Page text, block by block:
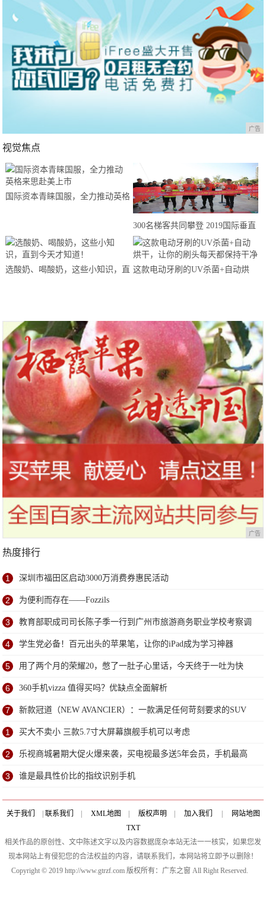
广告
视觉焦点
国际资本青睐国服，全力推动英格
300名梯客共同攀登 2019国际垂直
马拉松超级精英赛顺德海骏达中心
站欢乐开跑
选酸奶、喝酸奶，这些小知识，直 这款电动牙刷的UV杀菌+自动烘
广告
热度排行
1 深圳市福田区启动3000万消费券惠民活动
2 为便利而存在——Fozzils
3 教育部职成司司长陈子季一行到广州市旅游商务职业学校考察调
研
4 学生党必备！百元出头的苹果笔，让你的iPad成为学习神器
5 用了两个月的荣耀20，憋了一肚子心里话，今天终于一吐为快
6 360手机vizza 值得买吗？优缺点全面解析
7 新款冠道（NEW AVANCIER）：一款满足任何苛刻要求的SUV
1 买大不卖小 三款5.7寸大屏幕旗舰手机可以考虑
2 乐视商城暑期大促火爆来袭，买电视最多送5年会员，手机最高
直降600元
3 谁是最具性价比的指纹识别手机
关于我们 联系我们 XML地图 版权声明 加入我们
网站地图
TXT
相关作品的原创性、文中陈述文字以及内容数据庞杂本站无法一一核实，如果您发
现本网站上有侵犯您的合法权益的内容，请联系我们，本网站将立即予以删除！
Copyright © 2019 http://www.gtrzf.com 版权所有：广东之窗 All Right Reserved.